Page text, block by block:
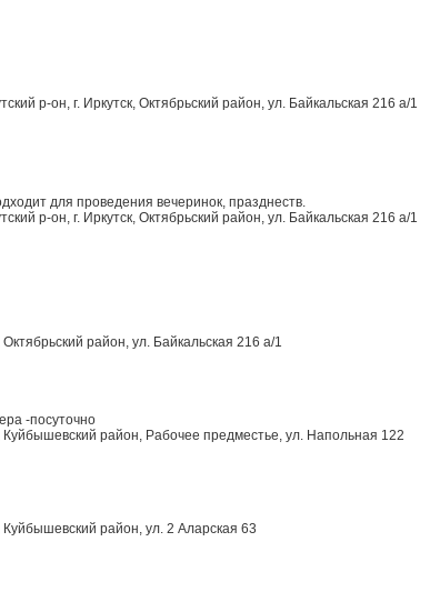
р-он, г. Иркутск, Октябрьский район, ул. Байкальская 216 а/1
для проведения вечеринок, празднеств.
р-он, г. Иркутск, Октябрьский район, ул. Байкальская 216 а/1
район, ул. Байкальская 216 а/1
-посуточно
Куйбышевский район, Рабочее предместье, ул. Напольная 122
Куйбышевский район, ул. 2 Аларская 63